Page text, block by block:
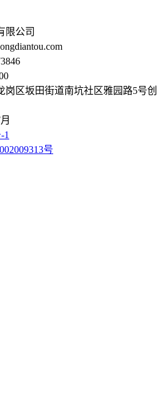
限公司
岗区坂田街道南坑社区雅园路5号创
1
号